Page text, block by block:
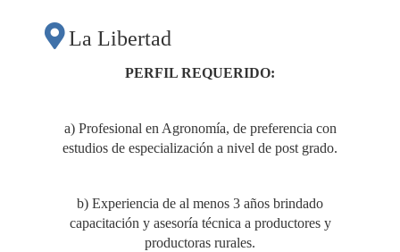
La Libertad
PERFIL REQUERIDO:
a) Profesional en Agronomía, de preferencia con
estudios de especialización a nivel de post grado.
b) Experiencia de al menos 3 años brindado
capacitación y asesoría técnica a productores y
productoras rurales.